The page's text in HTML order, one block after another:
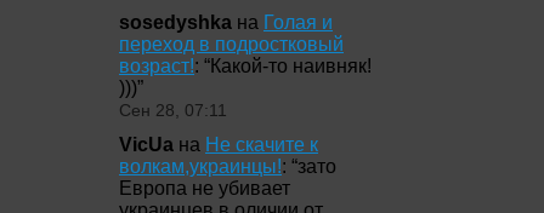
sosedyshka на Голая и
переход в подростковый
возраст!: “Какой-то наивняк!
)))”
Сен 28, 07:11
VicUa на Не скачите к
волкам,украинцы!: “зато
Европа не убивает